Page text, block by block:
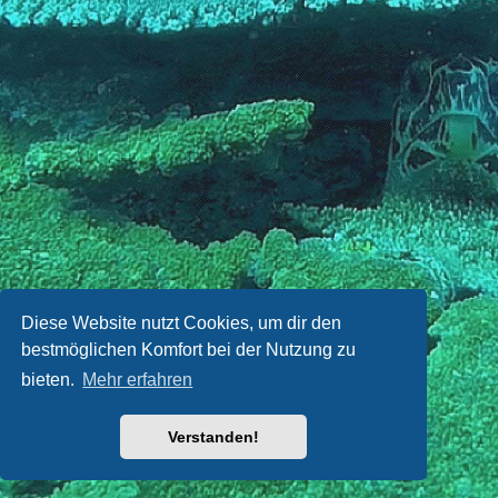
Diese Website nutzt Cookies, um dir den
bestmöglichen Komfort bei der Nutzung zu
bieten. Mehr erfahren
Verstanden!